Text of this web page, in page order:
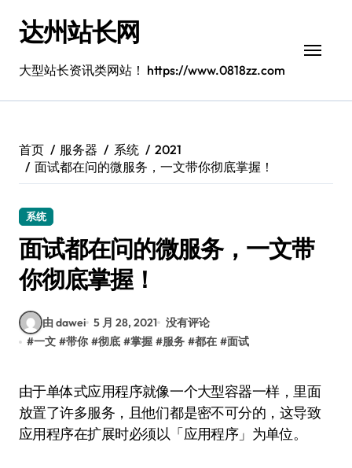
达州站长网
大型站长资讯类网站！ https://www.0818zz.com
首页 服务器 系统
2021
面试都在问的微服务，一文带你彻底掌握！
系统
面试都在问的微服务，一文带
你彻底掌握！
由 dawei 5 月 28, 2021 没有评论
#一文 #带你 #彻底 #掌握 #服务 #都在 #面试
由于单体式应用程序就像一个大型容器一样，里面
放置了许多服务，且他们都是密不可分的，这导致
应用程序在扩展时必须以「应用程序」为单位。